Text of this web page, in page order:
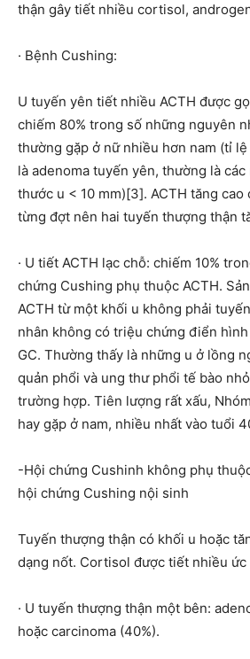
thận gây tiết nhiều cortisol,
· Bệnh Cushing:
U tuyến yên tiết nhiều ACTH được
chiếm 80% trong số những nguyên
thường gặp ở nữ nhiều hơn nam (tỉ lệ
là adenoma tuyến yên, thường là
thước u < 10 mm)[3]. ACTH tăng cao
từng đợt nên hai tuyến thượng thận
· U tiết ACTH lạc chỗ: chiếm 10%
chứng Cushing phụ thuộc ACTH.
ACTH từ một khối u không phải
nhân không có triệu chứng điển
GC. Thường thấy là những u ở lồng
quản phổi và ung thư phổi tế bào
trường hợp. Tiên lượng rất xấu,
hay gặp ở nam, nhiều nhất vào tuổi
-Hội chứng Cushinh không phụ
hội chứng Cushing nội sinh
Tuyến thượng thận có khối u hoặc
dạng nốt. Cortisol được tiết nhiều ức
· U tuyến thượng thận một bên:
hoặc carcinoma (40%).